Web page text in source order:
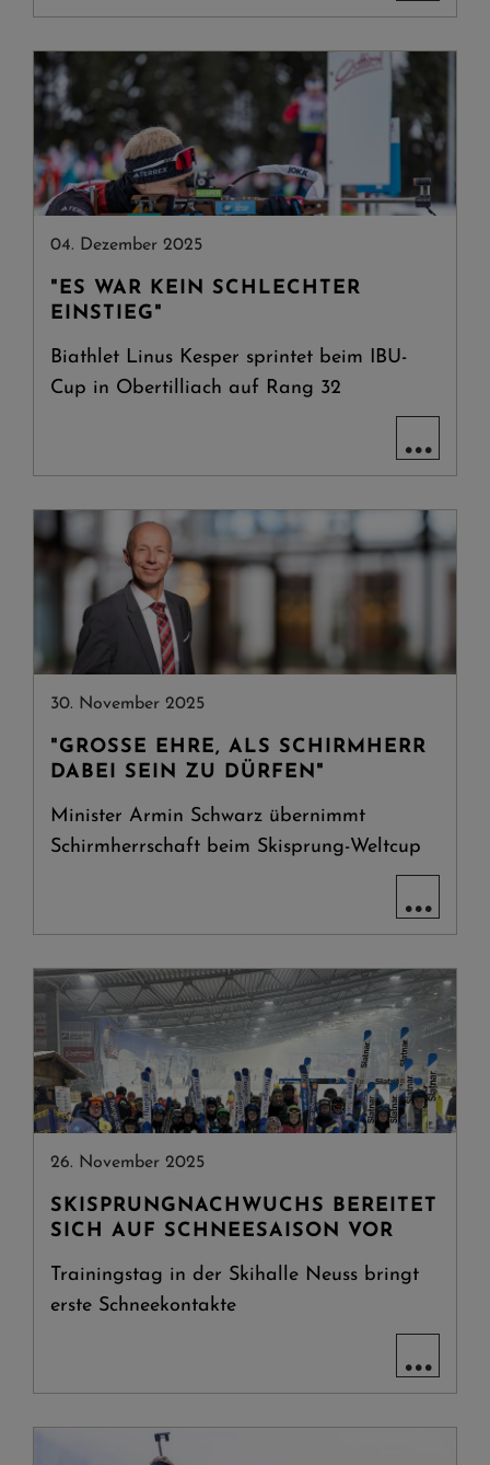
04. Dezember 2025
"ES WAR KEIN SCHLECHTER
EINSTIEG"
Biathlet Linus Kesper sprintet beim IBU-
Cup in Obertilliach auf Rang 32
...
30. November 2025
"GROSSE EHRE, ALS SCHIRMHERR D
ABEI SEIN ZU DÜRFEN"
Minister Armin Schwarz übernimmt
Schirmherrschaft beim Skisprung-Weltcup
...
26. November 2025
SKISPRUNGNACHWUCHS BEREITET
SICH AUF SCHNEESAISON VOR
Trainingstag in der Skihalle Neuss bringt
erste Schneekontakte
...